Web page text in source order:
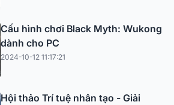
Cấu hình chơi Black Myth: Wukong
dành cho PC
2024-10-12 11:17:21
Hội thảo Trí tuệ nhân tạo - Giải